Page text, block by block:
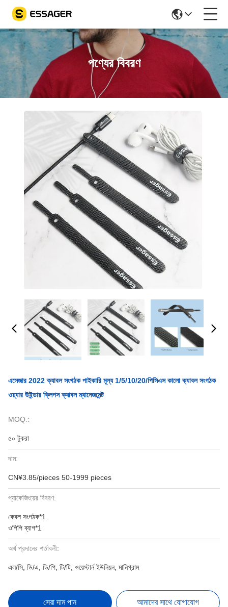
পণ্যের বিবরণ
এসেজার 2022 ক্যাবল সংগঠক পাইকারি মূল্য 1/5/10/20/পিসিএস কালো ক্যাবল সংগঠক
ওয়্যার উইন্ডার ক্লিপস ক্যাবল ম্যানেজমেন্ট
MOQ.:
৫০ টুকরা
দাম:
CN¥3.85/pieces 50-1999 pieces
প্যাকেজিংয়ের বিবরণ:
কেবল সংগঠক*1
ওপিপি ব্যাগ*1
অর্থ প্রদানের শর্তাবলী:
এল/সি, ডি/এ, ডি/পি, টি/টি, ওয়েস্টার্ন ইউনিয়ন, মানিগ্রাম
সেরা দাম পান আমাদের সাথে যোগাযোগ